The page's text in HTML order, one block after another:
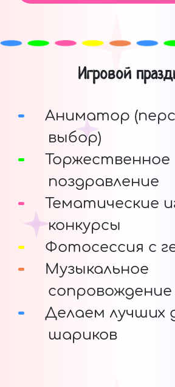
Игровой
Аниматор
выбор)
Торжественное
поздравление
Тематические
конкурсы
Фотосессия с
Музыкальное
сопровождение
Делаем лучших
шариков